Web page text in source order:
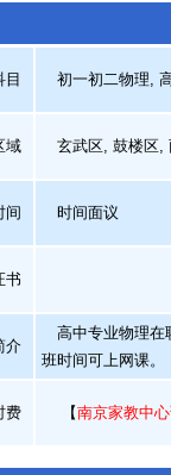
目 初一初二物理,
域 玄武区, 鼓楼区,
间 时间面议
书
介
高中专业物理在
班时间可上网课。
费 【南京家教中